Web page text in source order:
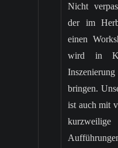
Nicht
der im
einen
wird in
bringen.
ist auch mit